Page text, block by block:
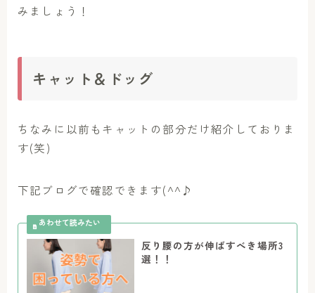
みましょう！
キャット＆ドッグ
ちなみに以前もキャットの部分だけ紹介しておりま
す(笑)
下記ブログで確認できます(^^♪
反り腰の方が伸ばすべき場所3
選！！